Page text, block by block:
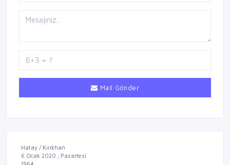
Mail Gönder
Hatay / Kırıkhan
6 Ocak 2020 , Pazartesi
1964